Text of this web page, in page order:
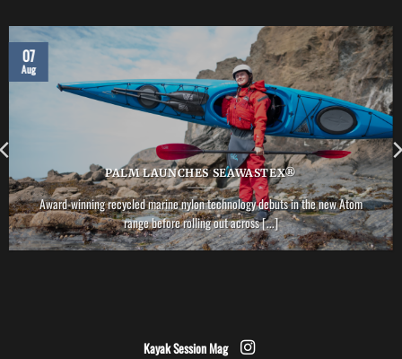
PALM LAUNCHES SEAWASTEX®
Award-winning recycled marine nylon technology debuts in the new Atom
range before rolling out across [...]
07
Aug
Kayak Session Mag